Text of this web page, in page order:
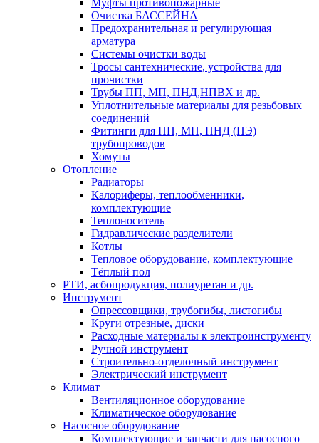
Муфты противопожарные
Очистка БАССЕЙНА
Предохранительная и регулирующая
арматура
Системы очистки воды
Тросы сантехнические, устройства для
прочистки
Трубы ПП, МП, ПНД,НПВХ и др.
Уплотнительные материалы для резьбовых
соединений
Фитинги для ПП, МП, ПНД (ПЭ)
трубопроводов
Хомуты
Отопление
Радиаторы
Калориферы, теплообменники,
комплектующие
Теплоноситель
Гидравлические разделители
Котлы
Тепловое оборудование, комплектующие
Тёплый пол
РТИ, асбопродукция, полиуретан и др.
Инструмент
Опрессовщики, трубогибы, листогибы
Круги отрезные, диски
Расходные материалы к электроинструменту
Ручной инструмент
Строительно-отделочный инструмент
Электрический инструмент
Климат
Вентиляционное оборудование
Климатическое оборудование
Насосное оборудование
Комплектующие и запчасти для насосного